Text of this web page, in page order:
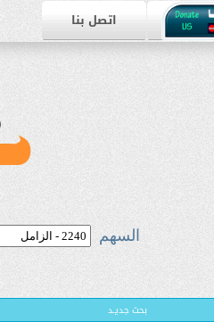
اتصل بنا
السهم
بحث جديـد